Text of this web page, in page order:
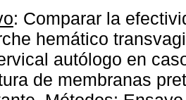
: Comparar la
hemático
autólogo en
de membranas